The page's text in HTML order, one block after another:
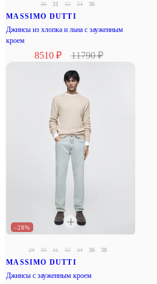
30 31 32 34 36
MASSIMO DUTTI
Джинсы из хлопка и льна с зауженным
кроем
8510 ₽ 11790 ₽
–28%
29 30 31 32 34 36 38
MASSIMO DUTTI
Джинсы с зауженным кроем